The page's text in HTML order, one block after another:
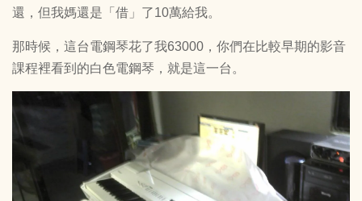
還，但我媽還是「借」了10萬給我。
那時候，這台電鋼琴花了我63000，你們在比較早期的影音
課程裡看到的白色電鋼琴，就是這一台。